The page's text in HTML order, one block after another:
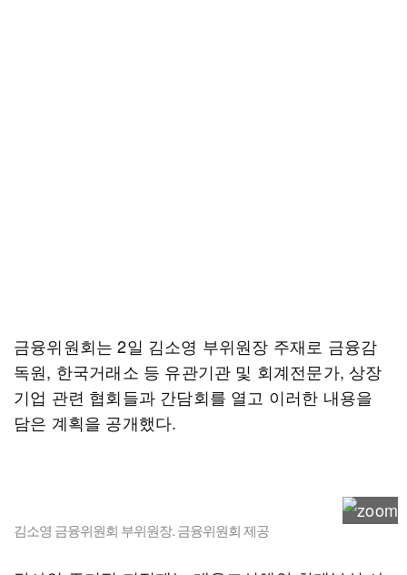
금융위원회는 2일 김소영 부위원장 주재로 금융감
독원, 한국거래소 등 유관기관 및 회계전문가, 상장
기업 관련 협회들과 간담회를 열고 이러한 내용을
담은 계획을 공개했다.
김소영 금융위원회 부위원장. 금융위원회 제공